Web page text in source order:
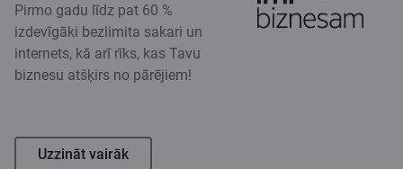
Pirmo gadu līdz pat 60 %
izdevīgāki bezlimita sakari un
internets, kā arī rīks, kas Tavu
biznesu atšķirs no pārējiem!
Uzzināt vairāk